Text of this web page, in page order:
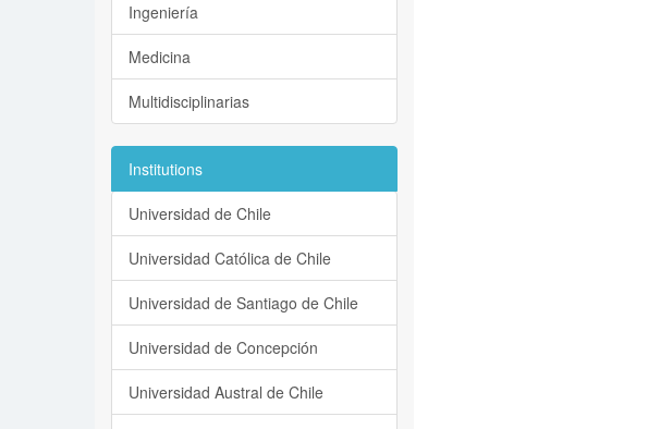
Ingeniería
Medicina
Multidisciplinarias
Institutions
Universidad de Chile
Universidad Católica de Chile
Universidad de Santiago de Chile
Universidad de Concepción
Universidad Austral de Chile